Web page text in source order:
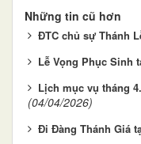
Những tin cũ hơn
ĐTC chủ sự Thánh
Lễ Vọng Phục Sinh
Lịch mục vụ tháng
(04/04/2026)
Đi Đàng Thánh Giá